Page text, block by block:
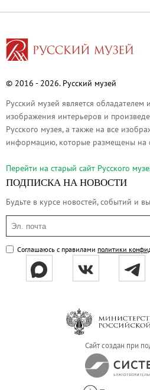
Лекции
Доступный музей
Социально-
Для СМИ
О Музее
О музее
Дирекция
Дворцы и сады
Михайловский
Михайловский
Мраморный
Строгановский
Летний дворец
Летний сад
Михайловский
Западный
Восточный
© 2016 - 2026. Русский музей
Русский музей является обладателем
изображения интерьеров и
Русского музея, а также на все
информацию, которые размещены на
Перейти на cтарый сайт Русского
ПОДПИСКА НА НОВОСТИ
Будьте в курсе новостей, событий и
Эл. почта
Соглашаюсь с правилами политики
Сайт создан при